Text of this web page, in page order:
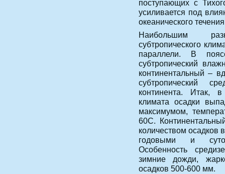
поступающих с
усиливается под
океанического
Наибольшим
субтропического
параллели. В
субтропический
континентальный –
субтропический
континента. Итак, в
климата осадки
максимумом,
60С.
количеством осадков
годовыми и
Особенность
зимние дожди,
осадков 500-600 мм.